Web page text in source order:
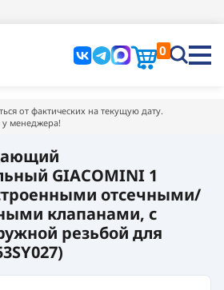
0
от фактических на текущую дату.
у менеджера!
GIACOMINI 1
отсечными/
клапанами, с
резьбой для